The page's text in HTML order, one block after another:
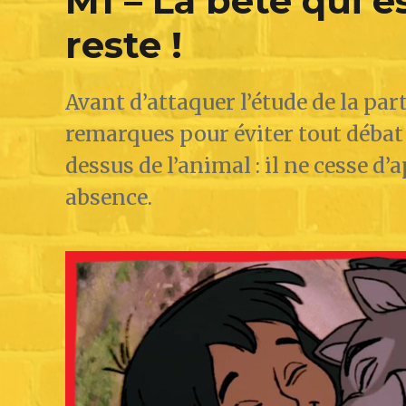
reste !
Avant d’attaquer l’étude de la
remarques pour éviter tout débat
dessus de l’animal : il ne cesse
absence.